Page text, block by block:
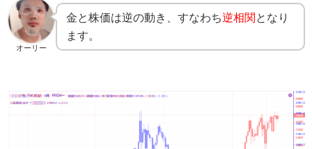
オーリー
金と株価は逆の動き、すなわち逆相関 となり
ます。